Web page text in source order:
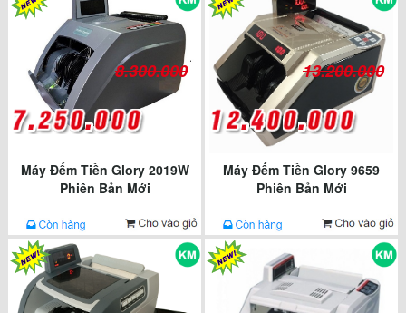
8.300.000
Máy Đếm Tiền Glory 2019W
Phiên Bản Mới
13.200.000
Máy Đếm Tiền Glory 9659
Phiên Bản Mới